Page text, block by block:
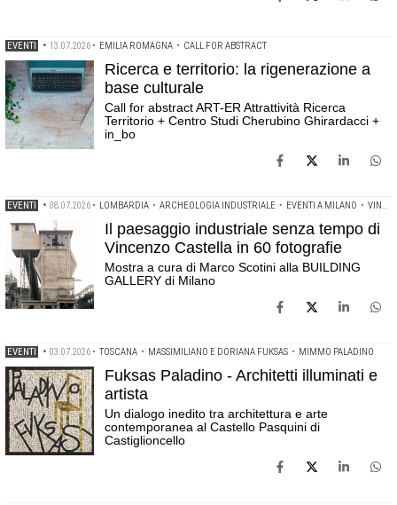
EVENTI • 13.07.2026 • EMILIA ROMAGNA • CALL FOR ABSTRACT
Ricerca e territorio: la rigenerazione a
base culturale
Call for abstract ART-ER Attrattività Ricerca
Territorio + Centro Studi Cherubino Ghirardacci +
in_bo
EVENTI • 08.07.2026 • LOMBARDIA • ARCHEOLOGIA INDUSTRIALE • EVENTI A MILANO • VINCENZO CASTELLA
Il paesaggio industriale senza tempo di
Vincenzo Castella in 60 fotografie
Mostra a cura di Marco Scotini alla BUILDING
GALLERY di Milano
EVENTI • 03.07.2026 • TOSCANA • MASSIMILIANO E DORIANA FUKSAS • MIMMO PALADINO
Fuksas Paladino - Architetti illuminati e
artista
Un dialogo inedito tra architettura e arte
contemporanea al Castello Pasquini di
Castiglioncello